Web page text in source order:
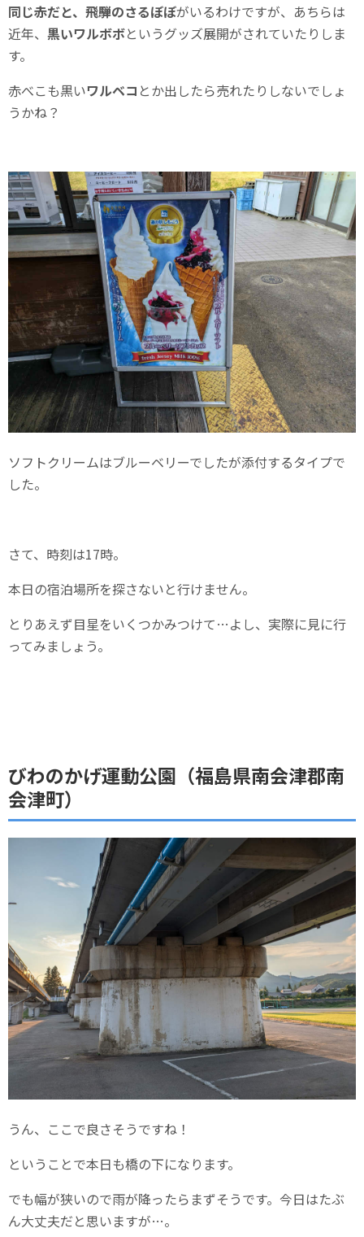
同じ赤だと、飛騨のさるぼぼがいるわけですが、あちらは
近年、 黒いワルボボというグッズ展開がされていたりしま
す。
赤べこも黒いワルベコ とか出したら売れたりしないでしょ
うかね？
ソフトクリームはブルーベリーでしたが添付するタイプで
した。
さて、時刻は17時。
本日の宿泊場所を探さないと行けません。
とりあえず目星をいくつかみつけて…よし、実際に見に行
ってみましょう。
びわのかげ運動公園（福島県南会津郡南
会津町）
うん、ここで良さそうですね！
ということで本日も橋の下になります。
でも幅が狭いので雨が降ったらまずそうです。今日はたぶ
ん大丈夫だと思いますが…。